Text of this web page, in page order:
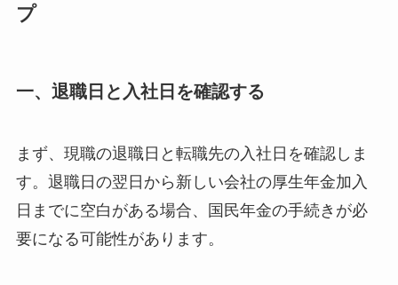
プ
一、退職日と入社日を確認する
まず、現職の退職日と転職先の入社日を確認しま
す。退職日の翌日から新しい会社の厚生年金加入
日までに空白がある場合、国民年金の手続きが必
要になる可能性があります。